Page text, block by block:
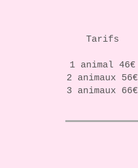
Tarifs
1 animal 46€
2 animaux 56€
3 animaux 66€